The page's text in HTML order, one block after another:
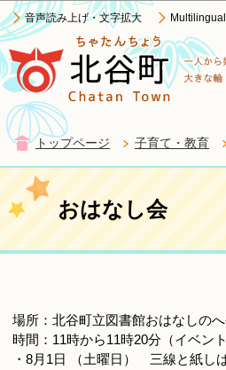
音声読み上げ・文字拡大 Multilingual
トップページ 子育て・教育
おはなし会
場所：北谷町立図書館おはなしの
時間：11時から11時20分（イベン
・8月1日 （土曜日） 三線と紙し